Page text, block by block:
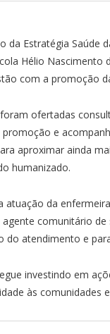
da Estratégia Saúde
Hélio Nascimento
com a promoção
ofertadas
e
aproximar ainda
humanizado.
da
agente comunitário
do atendimento e
investindo em
às comunidades